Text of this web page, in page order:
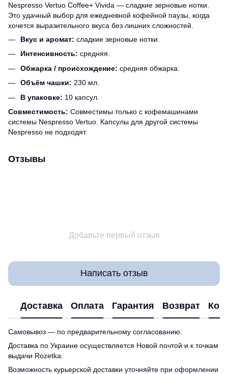
Nespresso Vertuo Coffee+ Vivida — сладкие зерновые нотки.
Это удачный выбор для ежедневной кофейной паузы, когда
хочется выразительного вкуса без лишних сложностей.
Вкус и аромат: сладкие зерновые нотки.
Интенсивность: средняя.
Обжарка / происхождение: средняя обжарка.
Объём чашки: 230 мл.
В упаковке: 10 капсул.
Совместимость: Совместимы только с кофемашинами
системы Nespresso Vertuo. Капсулы для другой системы
Nespresso не подходят.
Отзывы
Добавьте первый отзыв
Написать отзыв
Доставка Оплата Гарантия Возврат
Самовывоз — по предварительному согласованию.
Доставка по Украине осуществляется Новой почтой и к точкам
выдачи Rozetka.
Возможность курьерской доставки уточняйте при оформлении